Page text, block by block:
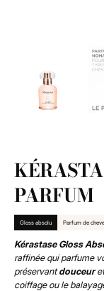
PARFUM
Gloss absolu Parfum de
Kérastase Gloss
raffinée qui parfume
préservantdouceur
coiffage ou le